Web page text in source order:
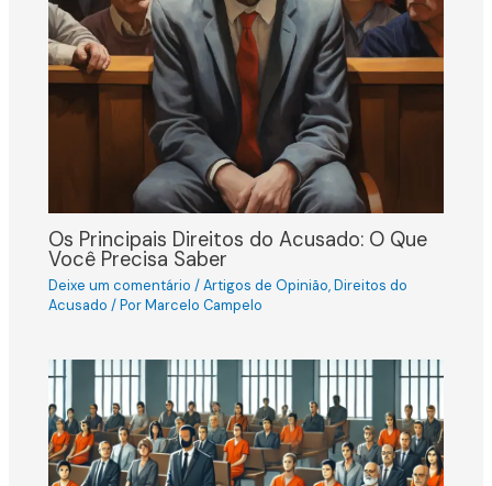
Os Principais Direitos do Acusado: O Que
Você Precisa Saber
Deixe um comentário /Artigos de Opinião,Direitos do
Acusado / PorMarcelo Campelo